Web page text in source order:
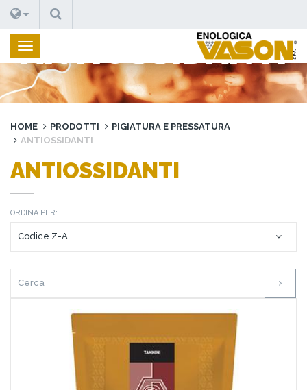
CERCA
ANTIOSSIDANTI
HOME PRODOTTI
PIGIATURA E PRESSATURA
ANTIOSSIDANTI
ANTIOSSIDANTI
ORDINA PER: